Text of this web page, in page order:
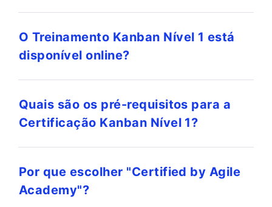
O Treinamento Kanban Nível 1 está
disponível online?
Quais são os pré-requisitos para a
Certificação Kanban Nível 1?
Por que escolher "Certified by Agile
Academy"?